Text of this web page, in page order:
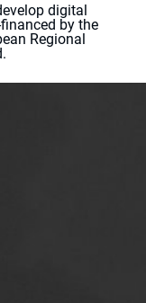
digital
by the
Regional